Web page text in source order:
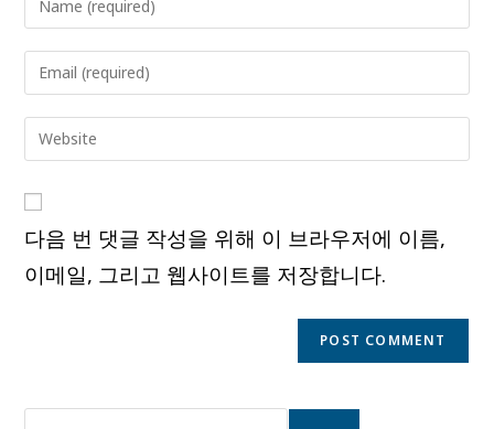
your
name
to
comment
Enter
your
email
address
comment
Enter
your
URL
(optional)
다음 번 댓글 작성을 위해 이 브라우저에 이름,
이메일, 그리고 웹사이트를 저장합니다.